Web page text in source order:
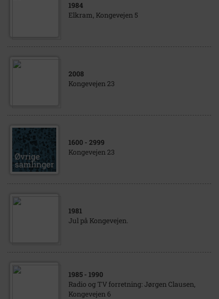
1984
Elkram, Kongevejen 5
2008
Kongevejen 23
1600 - 2999
Kongevejen 23
1981
Jul på Kongevejen.
1985 - 1990
Radio og TV forretning: Jørgen Clausen,
Kongevejen 6